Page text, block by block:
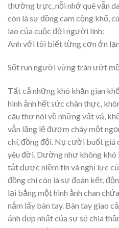
thường trực, nỗi nhớ quê vẫn
còn là sự đồng cam cộng khổ,
lao của cuộc đời người lính:
Anh với tôi biết từng cơn ớn
Sốt run người vừng trán ướt
Tất cả những khó khăn gian
hình ảnh hết sức chân thực,
câu thơ nói về những vất vả,
vẫn lặng lẽ đượm cháy một
chí, đồng đội. Nụ cười buốt giá
yêu đời. Dường như không khó
tắt được niềm tin và nghị lực
đồng chí còn là sự đoàn kết,
lại bằng một hình ảnh chan
nắm lấy bàn tay. Bàn tay giao
ảnh đẹp nhất của sự sẻ chia